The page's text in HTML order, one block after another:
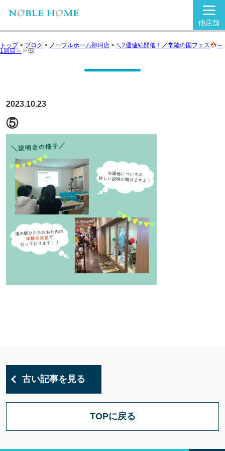
他店舗
トップ> ブログ > ノーブルホーム那珂店 > ＼2週連続開催！／常陸の国フェス ～
1週目～ >⑤
2023.10.23
⑤
古い記事を見る
TOPに戻る